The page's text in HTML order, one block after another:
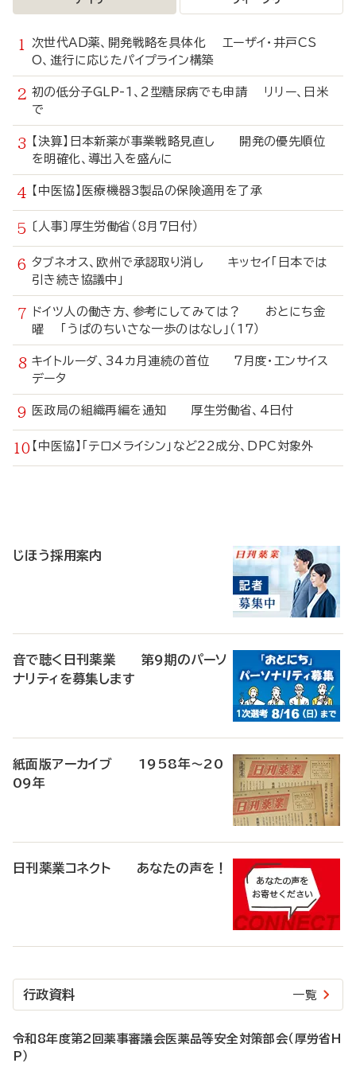
次世代AD薬、開発戦略を具体化 エーザイ・井戸CS
O、進行に応じたパイプライン構築
初の低分子GLP-1、2型糖尿病でも申請 リリー、日米
で
【決算】日本新薬が事業戦略見直し 開発の優先順位
を明確化、導出入を盛んに
【中医協】医療機器3製品の保険適用を了承
〔人事〕厚生労働省（8月7日付）
タブネオス、欧州で承認取り消し キッセイ「日本では
引き続き協議中」
ドイツ人の働き方、参考にしてみては？ おとにち金
曜 「うぱのちいさな一歩のはなし」（17）
キイトルーダ、34カ月連続の首位 7月度・エンサイス
データ
医政局の組織再編を通知 厚生労働省、4日付
【中医協】「テロメライシン」など22成分、DPC対象外
じほう採用案内
音で聴く日刊薬業 第9期のパーソ
ナリティを募集します
紙面版アーカイブ 1958年～20
09年
日刊薬業コネクト あなたの声を！
行政資料 一覧
令和8年度第2回薬事審議会医薬品等安全対策部会（厚労省H
P）